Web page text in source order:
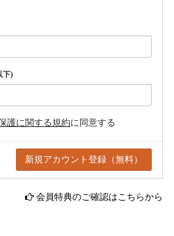
下)
護に関する規約に同意する
会員特典のご確認はこちらから